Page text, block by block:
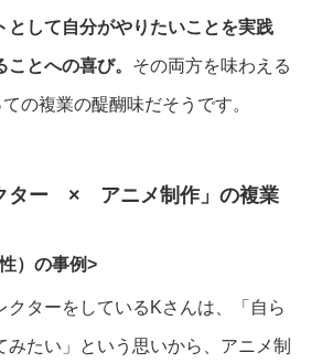
として自分がやりたいことを実践
とへの喜び。 その両方を味わえる
の複業の醍醐味だそうです。
ター × アニメ制作」の複業
）の事例>
クターをしているKさんは、「自ら
みたい」という思いから、アニメ制